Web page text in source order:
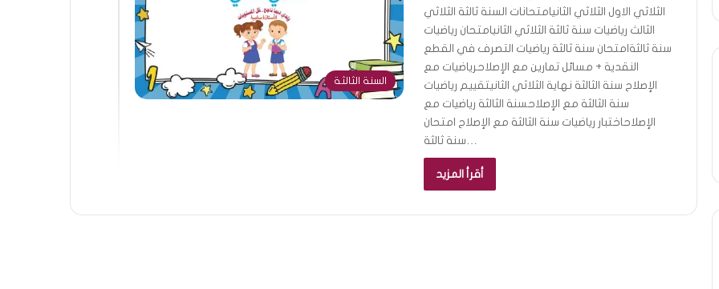
السنة الثالثة
الثلاثي الاول الثلاثي الثانيامتحانات السنة ثالثة الثلاثي
الثالث رياضيات سنة ثالثة الثلاثي الثانيامتحان رياضيات
سنة ثالثةامتحان سنة ثالثة رياضيات التصرف في القطع
النقدية + مسائل تمارين مع الإصلاحرياضيات مع
الإصلاح سنة الثالثة نهاية الثلاثي الثانيتقييم رياضيات
سنة الثالثة مع الإصلاحسنة الثالثة رياضيات مع
الإصلاحاختبار رياضيات سنة الثالثة مع الإصلاح امتحان
سنة ثالثة…
أقرأ المزيد